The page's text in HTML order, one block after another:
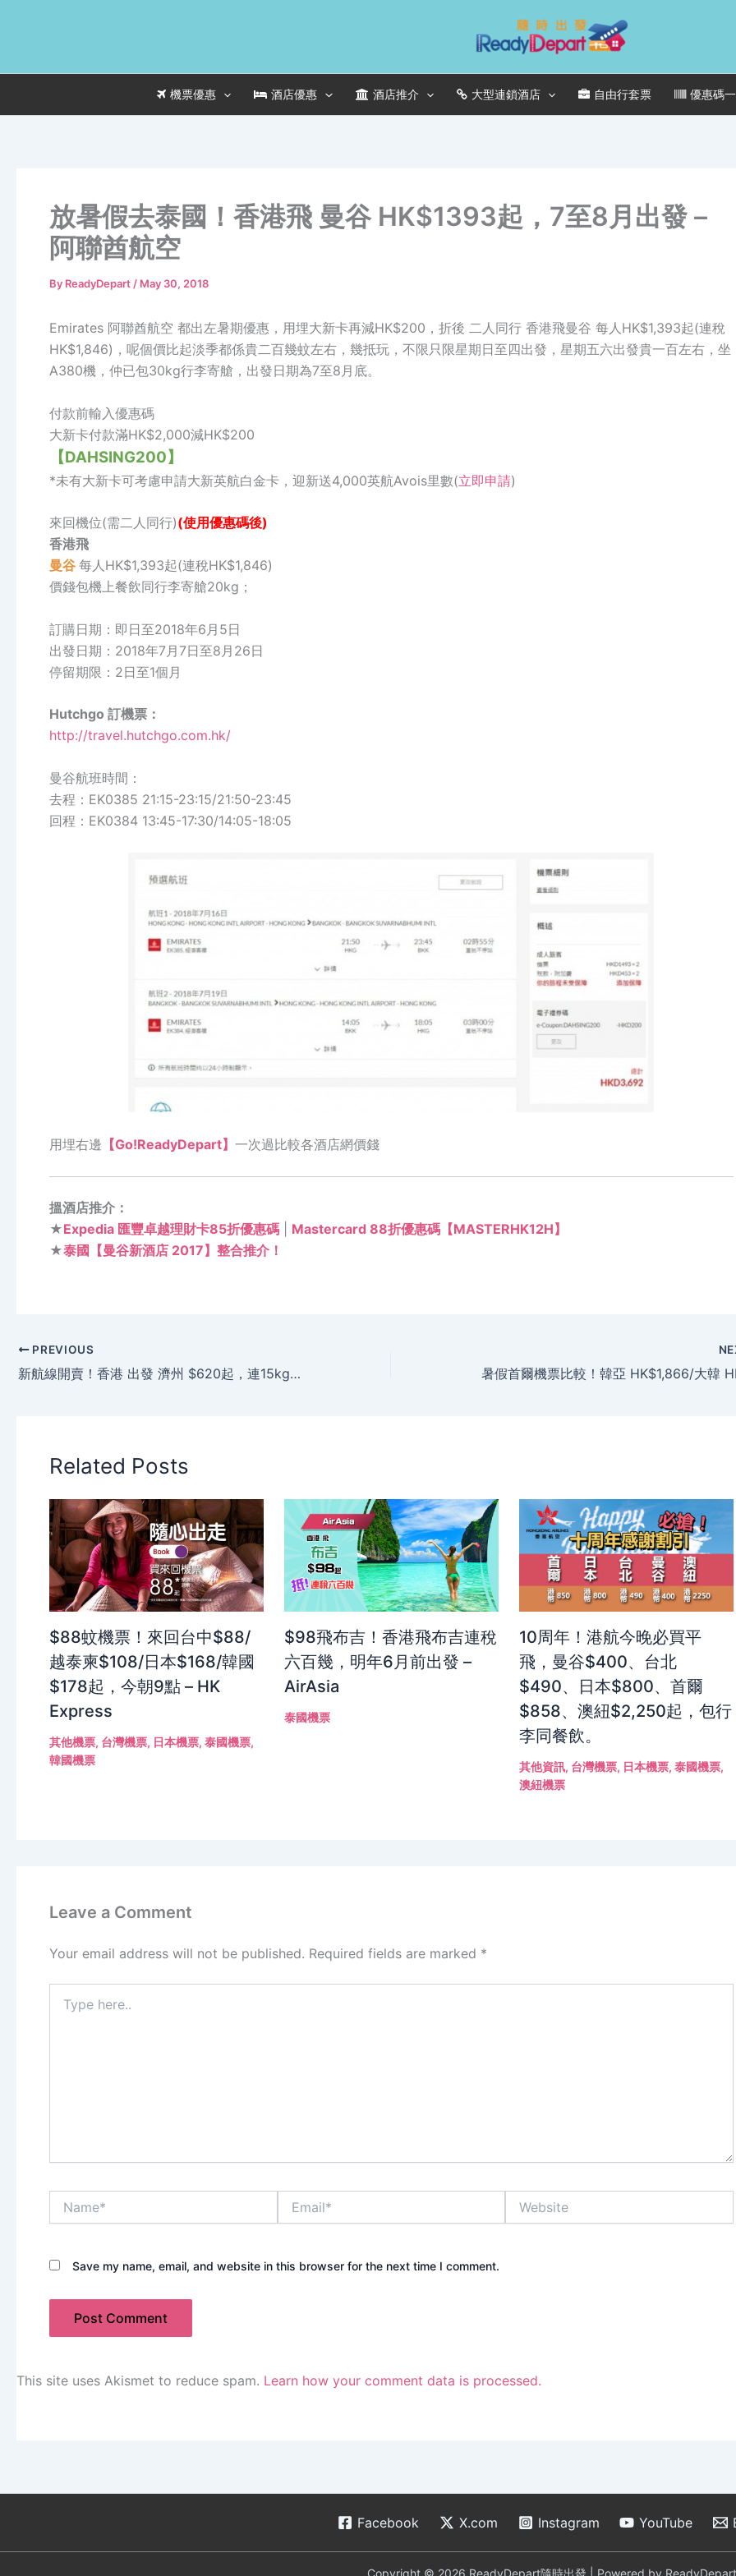
機票優惠 酒店優惠 酒店推介 大型連鎖酒店 自由行套票 優惠碼
放暑假去泰國！香港飛 曼谷 HK$1393起，7至8月出發 –
阿聯酋航空
By ReadyDepart / May 30, 2018
Emirates 阿聯酋航空 都出左暑期優惠，用埋大新卡再減HK$200，折後 二人同行 香港飛曼谷 每人HK$1,393起(連稅
HK$1,846)，呢個價比起淡季都係貴二百幾蚊左右，幾抵玩，不限只限星期日至四出發，星期五六出發貴一百左右，坐
A380機，仲已包30kg行李寄艙，出發日期為7至8月底。
付款前輸入優惠碼
大新卡付款滿HK$2,000減HK$200
【DAHSING200】
*未有大新卡可考慮申請大新英航白金卡，迎新送4,000英航Avois里數(立即申請)
來回機位(需二人同行)(使用優惠碼後)
香港飛
曼谷 每人HK$1,393起(連稅HK$1,846)
價錢包機上餐飲同行李寄艙20kg；
訂購日期：即日至2018年6月5日
出發日期：2018年7月7日至8月26日
停留期限：2日至1個月
Hutchgo 訂機票：
http://travel.hutchgo.com.hk/
曼谷航班時間：
去程：EK0385 21:15-23:15/21:50-23:45
回程：EK0384 13:45-17:30/14:05-18:05
用埋右邊 【Go!ReadyDepart】 一次過比較各酒店網價錢
搵酒店推介：
★Expedia 匯豐卓越理財卡85折優惠碼
Mastercard 88折優惠碼【MASTERHK12H】
★泰國【曼谷新酒店 2017】整合推介！
PREVIOUS
新航線開賣！香港 出發 濟州 $620起，連15kg行李，暑假出發 – 濟州航空
Related Posts
$88蚊機票！來回台中$88/
越泰柬$108/日本$168/韓國
$178起，今朝9點 – HK
Express
其他機票, 台灣機票, 日本機票, 泰國機票,
韓國機票
$98飛布吉！香港飛布吉連稅
六百幾，明年6月前出發 –
AirAsia
泰國機票
10周年！港航今晚必買平
飛，曼谷$400、台北
$490、日本$800、首爾
$858、澳紐$2,250起，包行
李同餐飲。
其他資訊, 台灣機票, 日本機票, 泰國機票,
澳紐機票
Leave a Comment
Your email address will not be published. Required fields are marked *
here..
Save my name, email, and website in this browser for the next time I comment.
This site uses Akismet to reduce spam. Learn how your comment data is processed.
Facebook X.com Instagram YouTube
Copyright © 2026 ReadyDepart隨時出發 | Powered by ReadyDepart